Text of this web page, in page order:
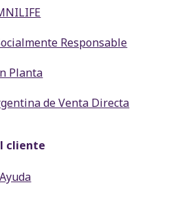
Responsable
Planta
de Venta Directa
cliente